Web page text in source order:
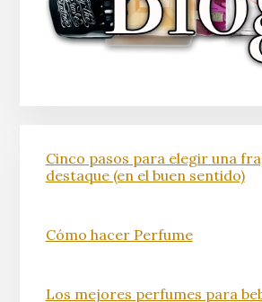
Cinco pasos para elegir una
destaque (en el buen sentido)
Cómo hacer Perfume
Los mejores perfumes para